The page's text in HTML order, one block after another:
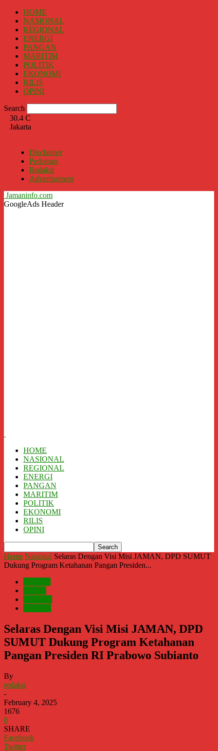
HOME
NASIONAL
REGIONAL
ENERGI
PANGAN
MARITIM
POLITIK
EKONOMI
RILIS
OPINI
Search
30.4 C
Jakarta
Disclaimer
Pedoman
Redaksi
Advertisement
Jamaninfo.com
GoogleAds Header
HOME
NASIONAL
REGIONAL
ENERGI
PANGAN
MARITIM
POLITIK
EKONOMI
RILIS
OPINI
Home Nasional Selaras Dengan Visi Misi JAMAN, DPD SUMUT
Dukung Program Ketahanan Pangan Presiden...
Selaras Dengan Visi Misi JAMAN, DPD
SUMUT Dukung Program Ketahanan
Pangan Presiden RI Prabowo Subianto
By
redaksi
-
February 4, 2025
1676
0
SHARE
Facebook
Twitter